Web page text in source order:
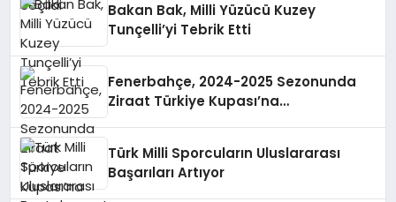
Bakan Bak, Milli Yüzücü Kuzey
Tunçelli’yi Tebrik Etti
Fenerbahçe, 2024-2025 Sezonunda
Ziraat Türkiye Kupası’na
Türk Milli Sporcuların Uluslararası
Başarıları Artıyor